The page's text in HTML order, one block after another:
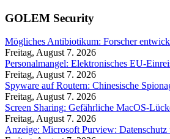
GOLEM Security
Mögliches Antibiotikum: Forscher
Freitag, August 7. 2026
Personalmangel: Elektronisches EU-
Freitag, August 7. 2026
Spyware auf Routern: Chinesische
Freitag, August 7. 2026
Screen Sharing: Gefährliche MacOS-
Freitag, August 7. 2026
Anzeige: Microsoft Purview: